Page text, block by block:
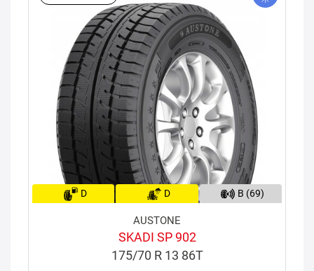
D D B (69)
AUSTONE
SKADI SP 902
175/70 R 13 86T